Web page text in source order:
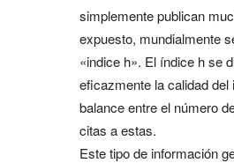
simplemente publican
expuesto, mundialmente
«indice h». El índice h se
eficazmente la calidad
balance entre el número
citas a estas.
Este tipo de información